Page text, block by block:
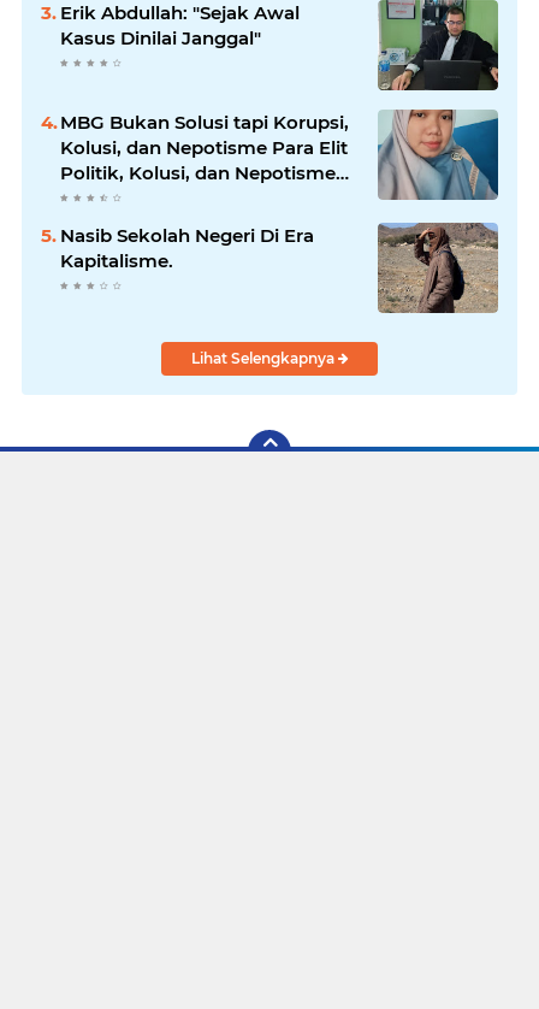
Erik Abdullah: "Sejak Awal
Kasus Dinilai Janggal"
MBG Bukan Solusi tapi Korupsi,
Kolusi, dan Nepotisme Para Elit
Politik, Kolusi, dan Nepotisme
Para Elit Politik
Nasib Sekolah Negeri Di Era
Kapitalisme.
Lihat Selengkapnya